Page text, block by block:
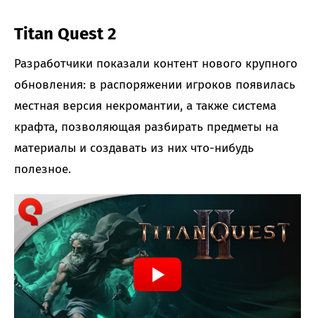
Titan Quest 2
Разработчики показали контент нового крупного
обновления: в распоряжении игроков появилась
местная версия некромантии, а также система
крафта, позволяющая разбирать предметы на
материалы и создавать из них что-нибудь
полезное.